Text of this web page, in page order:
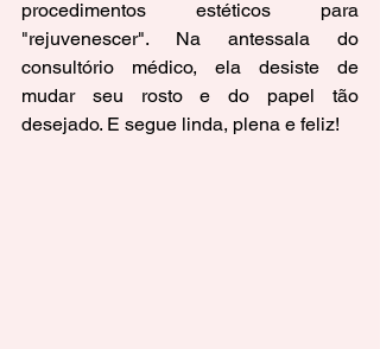
procedimentos estéticos para
"rejuvenescer". Na antessala do
consultório médico, ela desiste de
mudar seu rosto e do papel tão
desejado. E segue linda, plena e feliz!